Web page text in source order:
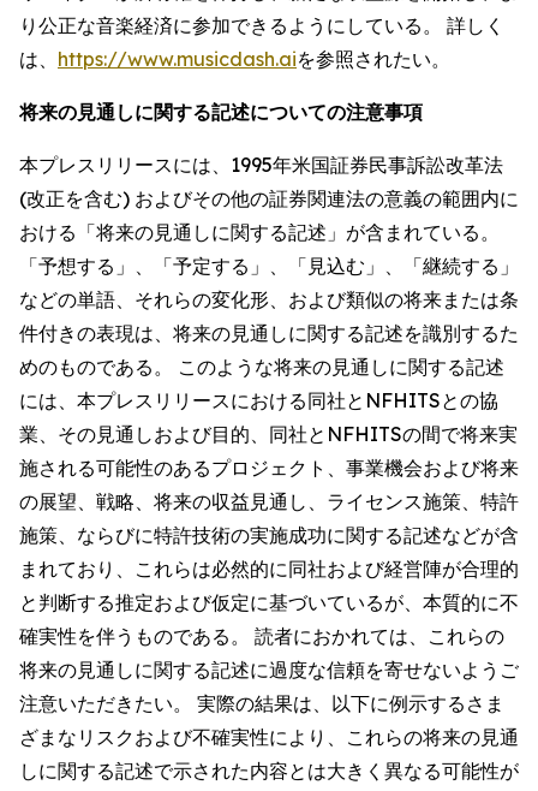
り公正な音楽経済に参加できるようにしている。 詳しく
は、 https://www.musicdash.aiを参照されたい。
将来の見通しに関する記述についての注意事項
本プレスリリースには、1995年米国証券民事訴訟改革法
(改正を含む) およびその他の証券関連法の意義の範囲内に
おける「将来の見通しに関する記述」が含まれている。
「予想する」、「予定する」、「見込む」、「継続する」
などの単語、それらの変化形、および類似の将来または条
件付きの表現は、将来の見通しに関する記述を識別するた
めのものである。 このような将来の見通しに関する記述
には、本プレスリリースにおける同社とNFHITSとの協
業、その見通しおよび目的、同社とNFHITSの間で将来実
施される可能性のあるプロジェクト、事業機会および将来
の展望、戦略、将来の収益見通し、ライセンス施策、特許
施策、ならびに特許技術の実施成功に関する記述などが含
まれており、これらは必然的に同社および経営陣が合理的
と判断する推定および仮定に基づいているが、本質的に不
確実性を伴うものである。 読者におかれては、これらの
将来の見通しに関する記述に過度な信頼を寄せないようご
注意いただきたい。 実際の結果は、以下に例示するさま
ざまなリスクおよび不確実性により、これらの将来の見通
しに関する記述で示された内容とは大きく異なる可能性が